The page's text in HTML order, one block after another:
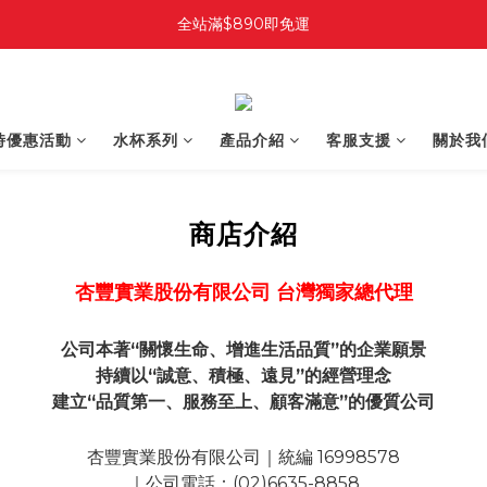
全站滿$890即免運
優惠活動 水杯系列 產品介紹 客服支援 關於我
商店介紹
杏豐實業股份有限公司 台灣獨家總代理
公司本著“關懷生命、增進生活品質”的企業願景
持續以“誠意、積極、遠見”的經營理念
建立“品質第一、服務至上、顧客滿意”的優質公司
杏豐實業股份有限公司｜統編 16998578